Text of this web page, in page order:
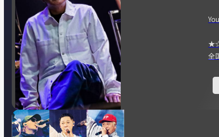
全